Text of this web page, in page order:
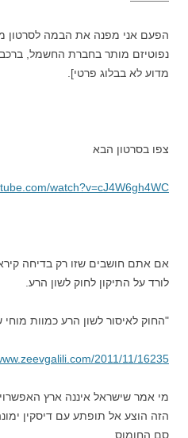
הפעם אני מפנה את הבמה לסרטון
נפוטיזם מותר בחברת החשמל,
מדוע לא בבלוג פרטי].
צפו בסרטון הבא
watch?v=cJ4W6gh4WC
אם אתם חושבים שזו רק בדיחה
לורד על התיקון לחוק לשון הרע.
"החוק לאיסור לשון הרע כמוות מוחי
www.zeevgalili.com/2011/11/16235
מי אמר שישראל איננה ארץ
הזה הוצע אל תופתע עם דיסקין
סם החומוס.